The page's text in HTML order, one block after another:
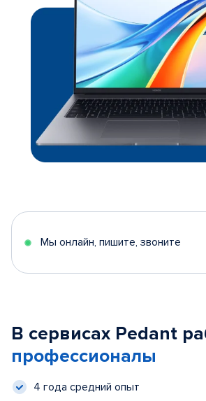
Мы онлайн, пишите, звоните
В сервисах Pedant
профессионалы
4 года средний опыт